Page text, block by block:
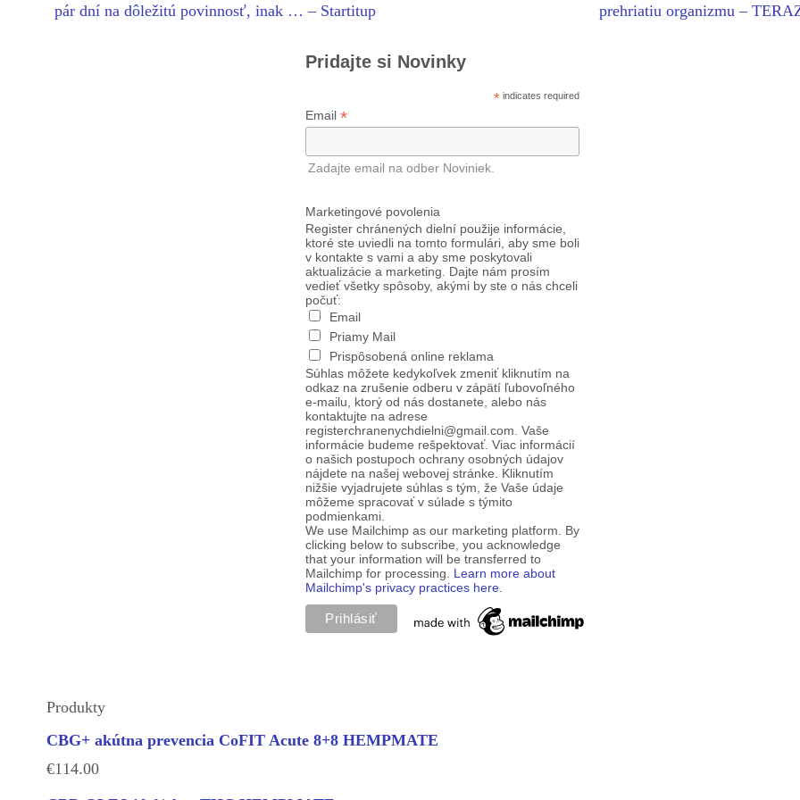
pár dní na dôležitú povinnosť, inak … – Startitup prehriatiu organizmu –
Pridajte si Novinky
* indicates required
Email *
Zadajte email na odber Noviniek.
Marketingové povolenia
Register chránených dielní použije informácie,
ktoré ste uviedli na tomto formulári, aby sme boli
v kontakte s vami a aby sme poskytovali
aktualizácie a marketing. Dajte nám prosím
vedieť všetky spôsoby, akými by ste o nás chceli
počuť:
Email
Priamy Mail
Prispôsobená online reklama
Súhlas môžete kedykoľvek zmeniť kliknutím na
odkaz na zrušenie odberu v zápätí ľubovoľného
e-mailu, ktorý od nás dostanete, alebo nás
kontaktujte na adrese
registerchranenychdielni@gmail.com. Vaše
informácie budeme rešpektovať. Viac informácií
o našich postupoch ochrany osobných údajov
nájdete na našej webovej stránke. Kliknutím
nižšie vyjadrujete súhlas s tým, že Vaše údaje
môžeme spracovať v súlade s týmito
podmienkami.
We use Mailchimp as our marketing platform. By
clicking below to subscribe, you acknowledge
that your information will be transferred to
Mailchimp for processing. Learn more about
Mailchimp's privacy practices here.
Produkty
CBG+ akútna prevencia CoFIT Acute 8+8 HEMPMATE
€114.00